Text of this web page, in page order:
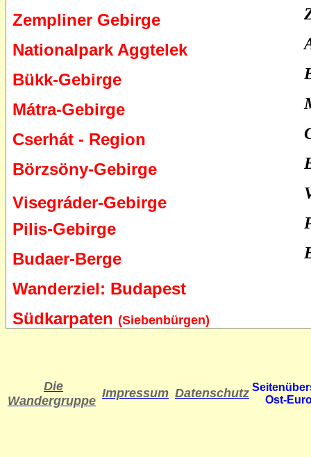
Zempliner Gebirge
Nationalpark Aggtelek
Bükk-Gebirge
Mátra-Gebirge
Cserhát - Region
Börzsöny-Gebirge
Visegráder-Gebirge
Pilis-Gebirge
Budaer-Berge
Wanderziel: Budapest
Südkarpaten (Siebenbürgen)
Die
Wandergruppe
Impressum Datenschutz
Ost-